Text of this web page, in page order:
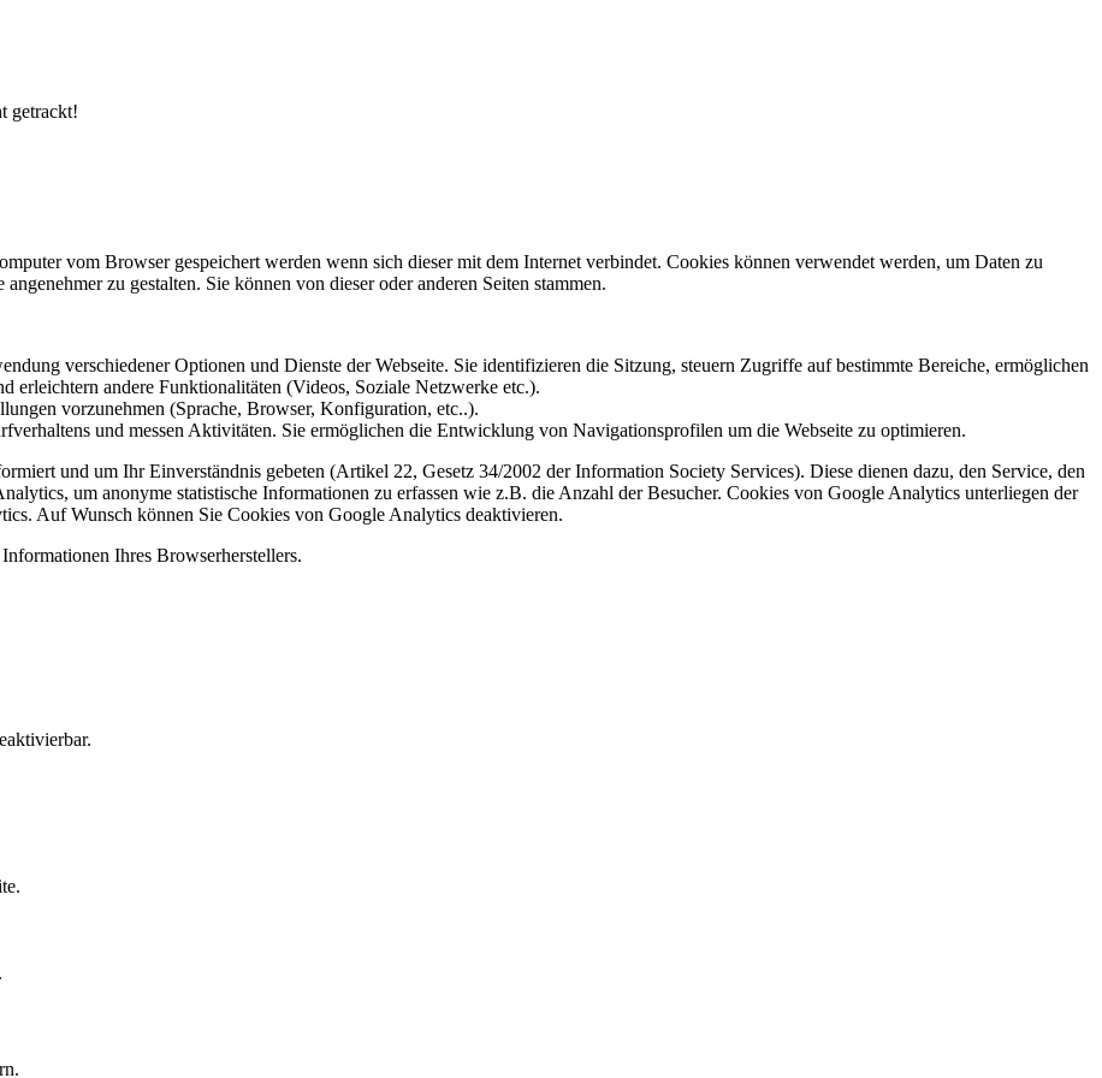
getrackt!
vom Browser gespeichert werden wenn sich dieser mit dem Internet verbindet. Cookies können verwendet werden, um Daten zu
zu gestalten. Sie können von dieser oder anderen Seiten stammen.
verschiedener Optionen und Dienste der Webseite. Sie identifizieren die Sitzung, steuern Zugriffe auf bestimmte Bereiche, ermöglichen
erleichtern andere Funktionalitäten (Videos, Soziale Netzwerke etc.).
vorzunehmen (Sprache, Browser, Konfiguration, etc..).
und messen Aktivitäten. Sie ermöglichen die Entwicklung von Navigationsprofilen um die Webseite zu optimieren.
und um Ihr Einverständnis gebeten (Artikel 22, Gesetz 34/2002 der Information Society Services). Diese dienen dazu, den Service, den
um anonyme statistische Informationen zu erfassen wie z.B. die Anzahl der Besucher. Cookies von Google Analytics unterliegen der
Auf Wunsch können Sie Cookies von Google Analytics deaktivieren.
Ihres Browserherstellers.